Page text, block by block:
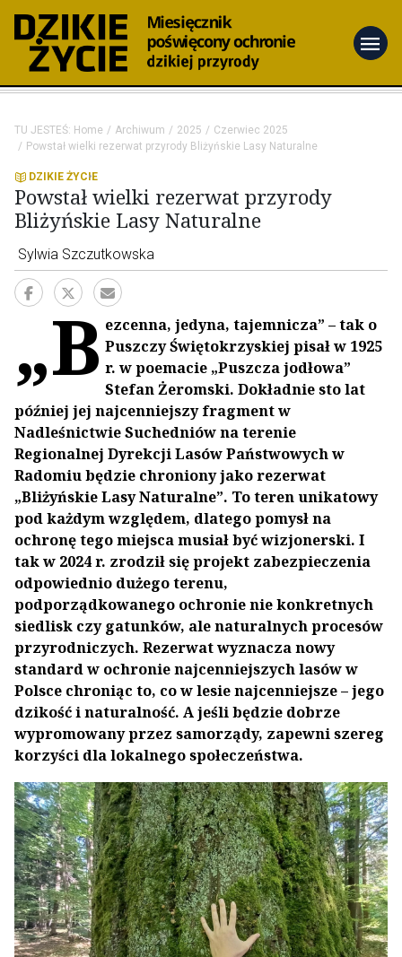
menu
TU JESTEŚ: Home Archiwum 2025
Czerwiec 2025
Powstał wielki rezerwat przyrody Bliżyńskie Lasy Naturalne
DZIKIE ŻYCIE
Powstał wielki rezerwat przyrody
Bliżyńskie Lasy Naturalne
Sylwia Szczutkowska
„B ezcenna, jedyna, tajemnicza” – tak o
Puszczy Świętokrzyskiej pisał w 1925
r. w poemacie „Puszcza jodłowa”
Stefan Żeromski. Dokładnie sto lat
później jej najcenniejszy fragment w
Nadleśnictwie Suchedniów na terenie
Regionalnej Dyrekcji Lasów Państwowych w
Radomiu będzie chroniony jako rezerwat
„Bliżyńskie Lasy Naturalne”. To teren unikatowy
pod każdym względem, dlatego pomysł na
ochronę tego miejsca musiał być wizjonerski. I
tak w 2024 r. zrodził się projekt zabezpieczenia
odpowiednio dużego terenu,
podporządkowanego ochronie nie konkretnych
siedlisk czy gatunków, ale naturalnych procesów
przyrodniczych. Rezerwat wyznacza nowy
standard w ochronie najcenniejszych lasów w
Polsce chroniąc to, co w lesie najcenniejsze – jego
dzikość i naturalność. A jeśli będzie dobrze
wypromowany przez samorządy, zapewni szereg
korzyści dla lokalnego społeczeństwa.